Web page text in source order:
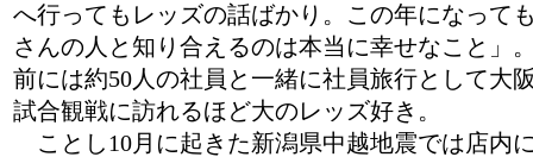
へ行ってもレッズの話ばかり。この年になって
さんの人と知り合えるのは本当に幸せなこと」
前には約50人の社員と一緒に社員旅行として大
試合観戦に訪れるほど大のレッズ好き。
ことし10月に起きた新潟県中越地震では店内